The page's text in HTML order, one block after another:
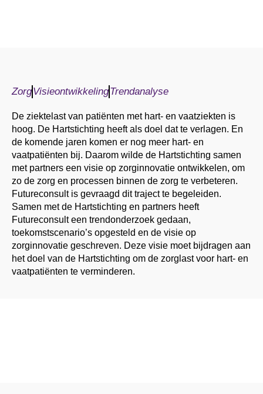
ZorgVisieontwikkelingTrendanalyse
De ziektelast van patiënten met hart- en vaatziekten is
hoog. De Hartstichting heeft als doel dat te verlagen. En
de komende jaren komen er nog meer hart- en
vaatpatiënten bij. Daarom wilde de Hartstichting samen
met partners een visie op zorginnovatie ontwikkelen, om
zo de zorg en processen binnen de zorg te verbeteren.
Futureconsult is gevraagd dit traject te begeleiden.
Samen met de Hartstichting en partners heeft
Futureconsult een trendonderzoek gedaan,
toekomstscenario’s opgesteld en de visie op
zorginnovatie geschreven. Deze visie moet bijdragen aan
het doel van de Hartstichting om de zorglast voor hart- en
vaatpatiënten te verminderen.